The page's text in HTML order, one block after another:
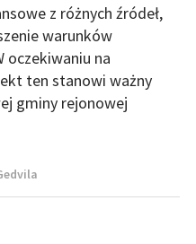
z różnych źródeł,
warunków
oczekiwaniu na
ten stanowi ważny
gminy rejonowej